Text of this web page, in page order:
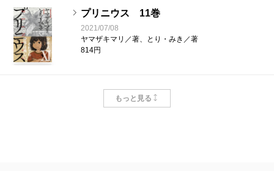
プリニウス 11巻
2021/07/08
ヤマザキマリ／著、とり・みき／著
814円
プリニウス 10巻
2020/09/09
もっと見る